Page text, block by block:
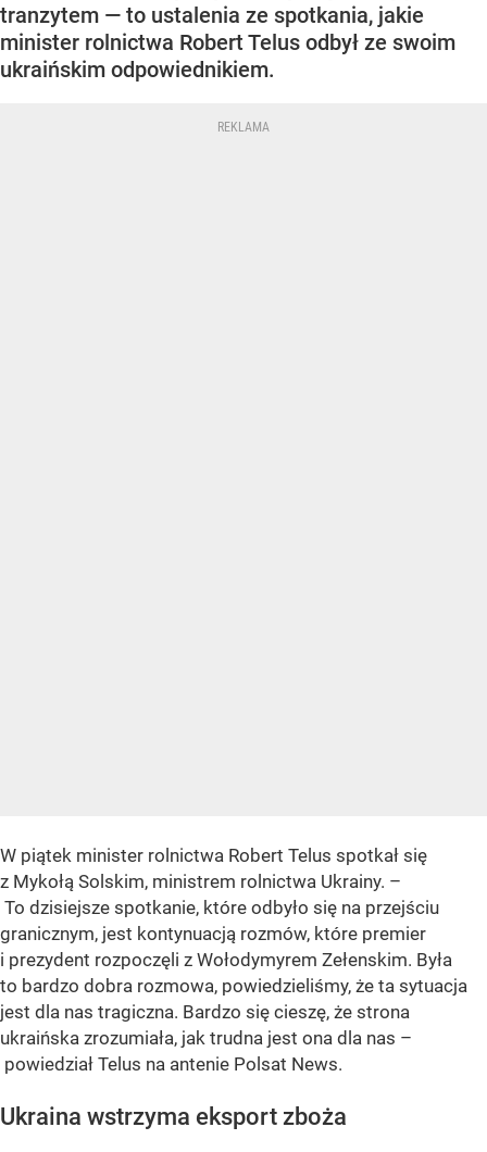
tranzytem — to ustalenia ze spotkania, jakie
minister rolnictwa Robert Telus odbył ze swoim
ukraińskim odpowiednikiem.
W piątek minister rolnictwa Robert Telus spotkał się
z Mykołą Solskim, ministrem rolnictwa Ukrainy. –
To dzisiejsze spotkanie, które odbyło się na przejściu
granicznym, jest kontynuacją rozmów, które premier
i prezydent rozpoczęli z Wołodymyrem Zełenskim. Była
to bardzo dobra rozmowa, powiedzieliśmy, że ta sytuacja
jest dla nas tragiczna. Bardzo się cieszę, że strona
ukraińska zrozumiała, jak trudna jest ona dla nas –
powiedział Telus na antenie Polsat News.
Ukraina wstrzyma eksport zboża